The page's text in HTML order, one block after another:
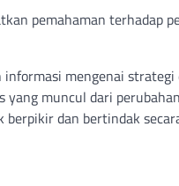
pemahaman terhadap
mengenai
muncul dari
dan bertindak